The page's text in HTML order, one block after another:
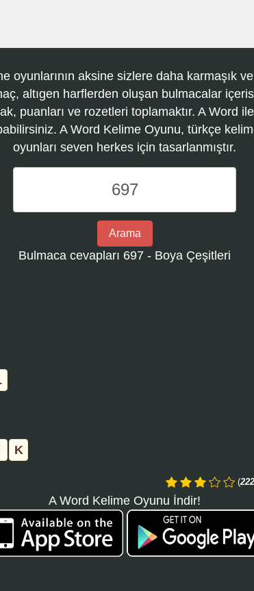
oyunlarının aksine sizlere daha karmaşık
altıgen harflerden oluşan bulmacalar
puanları ve rozetleri toplamaktır. A Word
A Word Kelime Oyunu, türkçe
oyunları seven herkes için tasarlanmıştır.
Word
Kelime
Oyunu
bulmaca
numarasını
Arama
Bulmaca cevapları 697 - Boya Çeşitleri
K
(222
A Word Kelime Oyunu İndir!